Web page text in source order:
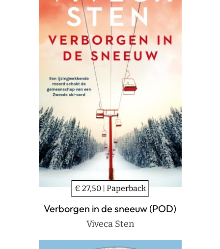
€ 27,50 | Paperback
Verborgen in de sneeuw (POD)
Viveca Sten